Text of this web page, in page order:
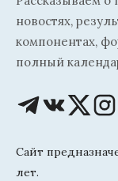
новостях,
компонентах,
полный
Сайт
лет.